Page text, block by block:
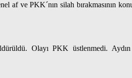
af ve PKK´nın silah bırakmasının
Olayı PKK üstlenmedi. Aydın